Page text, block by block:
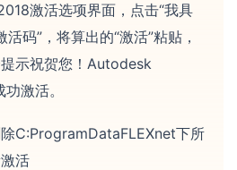
激活选项界面，点击“我具
码”，将算出的“激活”粘贴，
示祝贺您！Autodesk
激活。
C:ProgramDataFLEXnet下所
活